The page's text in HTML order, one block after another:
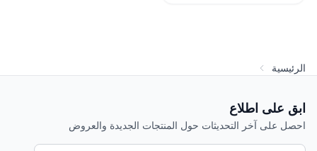
الرئيسية
ابق على اطلاع
احصل على آخر التحديثات حول المنتجات الجديدة والعروض